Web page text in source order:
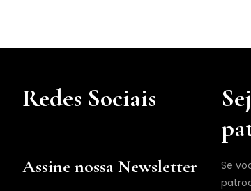
Redes Sociais
Assine nossa Newsletter
Se